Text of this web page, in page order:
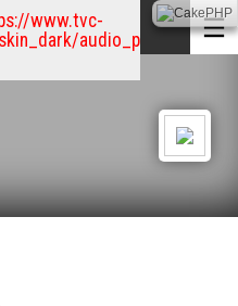
www.tvc-
audio_player_skin/